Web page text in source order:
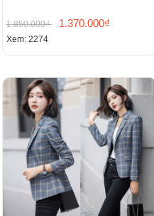
1.850.000₫ 1.370.000₫
Xem: 2274